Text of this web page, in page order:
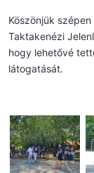
Köszönjük
Taktakenézi
hogy lehetővé
látogatását.